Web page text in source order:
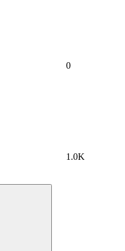
0
1.0K